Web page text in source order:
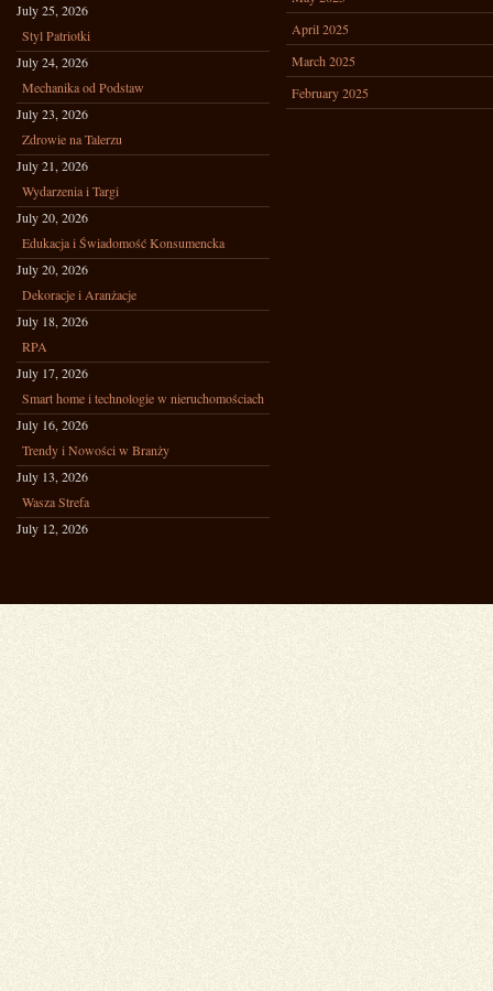
July 25, 2026
Styl Patriotki
July 24, 2026
Mechanika od Podstaw
July 23, 2026
Zdrowie na Talerzu
July 21, 2026
Wydarzenia i Targi
July 20, 2026
Edukacja i Świadomość Konsumencka
July 20, 2026
Dekoracje i Aranżacje
July 18, 2026
RPA
July 17, 2026
Smart home i technologie w nieruchomościach
July 16, 2026
Trendy i Nowości w Branży
July 13, 2026
Wasza Strefa
July 12, 2026
April 2025
March 2025
February 2025